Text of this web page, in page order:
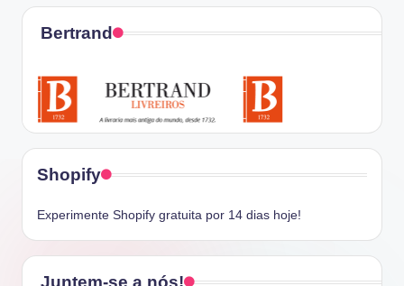
Bertrand
Shopify
Experimente Shopify gratuita por 14 dias hoje!